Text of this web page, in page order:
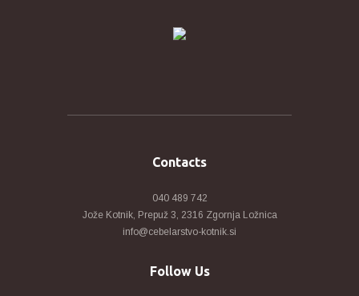
Contacts
040 489 742
Jože Kotnik, Prepuž 3, 2316 Zgornja Ložnica
info@cebelarstvo-kotnik.si
Follow Us